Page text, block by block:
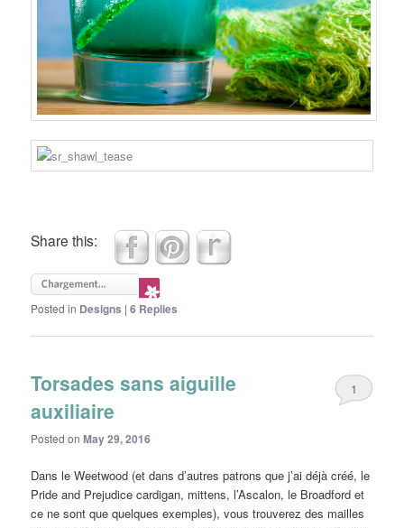
Share this:
Posted in Designs |6 Replies
Torsades sans aiguille
auxiliaire
Posted onMay 29, 2016
1
Dans le Weetwood (et dans d’autres patrons que j’ai déjà créé, le
Pride and Prejudice cardigan, mittens, l’Ascalon, le Broadford et
ce ne sont que quelques exemples), vous trouverez des mailles